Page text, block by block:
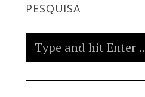
PESQUISA